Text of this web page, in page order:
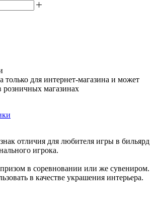
только для интернет-магазина и может
розничных магазинах
отличия для любителя игры в бильярд
игрока.
в соревновании или же сувениром.
в качестве украшения интерьера.